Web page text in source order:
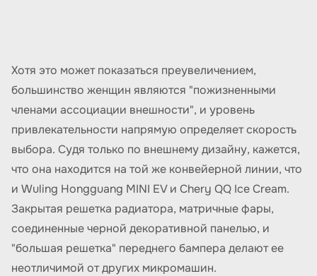
Хотя это может показаться преувеличением,
большинство женщин являются "пожизненными
членами ассоциации внешности", и уровень
привлекательности напрямую определяет скорость
выбора. Судя только по внешнему дизайну, кажется,
что она находится на той же конвейерной линии, что
и Wuling Hongguang MINI EV и Chery QQ Ice Cream.
Закрытая решетка радиатора, матричные фары,
соединенные черной декоративной панелью, и
"большая решетка" переднего бампера делают ее
неотличимой от других микромашин.